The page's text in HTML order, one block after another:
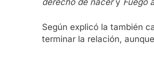
derecho de nacery Fuego
Según explicó la también
terminar la relación,